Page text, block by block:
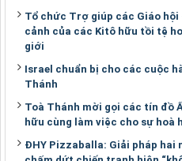
Tổ chức Trợ giúp các Giáo hội
cảnh của các Kitô hữu tồi tệ
giới
Israel chuẩn bị cho các cuộc
Thánh
Toà Thánh mời gọi các tín đồ
hữu cùng làm việc cho sự hoà
ĐHY Pizzaballa: Giải pháp hai